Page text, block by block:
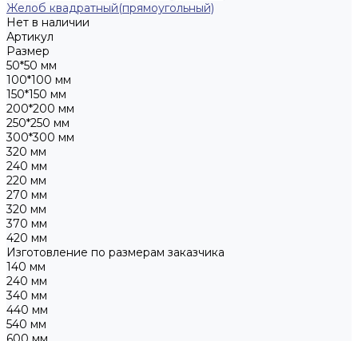
Желоб квадратный(прямоугольный)
Нет в наличии
Артикул
Размер
50*50 мм
100*100 мм
150*150 мм
200*200 мм
250*250 мм
300*300 мм
320 мм
240 мм
220 мм
270 мм
320 мм
370 мм
420 мм
Изготовление по размерам заказчика
140 мм
240 мм
340 мм
440 мм
540 мм